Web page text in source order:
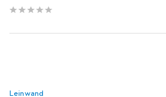
Leinwand